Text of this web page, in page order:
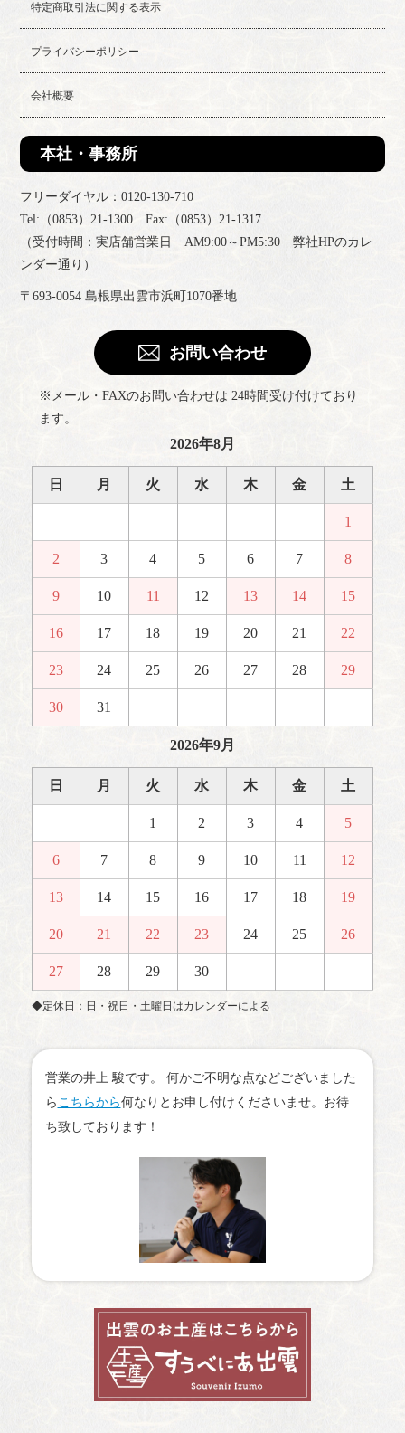
特定商取引法に関する表示
プライバシーポリシー
会社概要
本社・事務所
フリーダイヤル：0120-130-710
Tel:（0853）21-1300 Fax:（0853）21-1317
（受付時間：実店舗営業日 AM9:00～PM5:30 弊社HPのカレ
ンダー通り）
〒693-0054 島根県出雲市浜町1070番地
お問い合わせ
※メール・FAXのお問い合わせは 24時間受け付けており
ます。
2026年8月
日 月 火 水 木 金 土
1
2 3 4 5 6 7 8
9 10 11 12 13 14 15
16 17 18 19 20 21 22
23 24 25 26 27 28 29
30 31
2026年9月
日 月 火 水 木 金 土
1 2 3 4 5
6 7 8 9 10 11 12
13 14 15 16 17 18 19
20 21 22 23 24 25 26
27 28 29 30
◆定休日：日・祝日・土曜日はカレンダーによる
営業の井上 駿です。 何かご不明な点などございました
ら こちらから何なりとお申し付けくださいませ。お待
ち致しております！